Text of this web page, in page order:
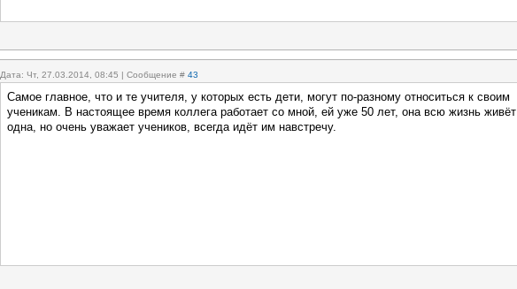
Дата: Чт, 27.03.2014, 08:45 | Сообщение # 43
Самое главное, что и те учителя, у которых есть дети, могут по-разному относиться к своим
ученикам. В настоящее время коллега работает со мной, ей уже 50 лет, она всю жизнь живёт
одна, но очень уважает учеников, всегда идёт им навстречу.